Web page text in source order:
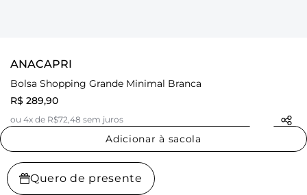
ANACAPRI
Bolsa Shopping Grande Minimal Branca
R$ 289,90
ou 4x de R$72,48 sem juros
Adicionar à sacola
Quero de presente